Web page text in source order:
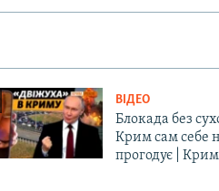
ВІДЕО
Блокада без
Крим сам себе
прогодує |